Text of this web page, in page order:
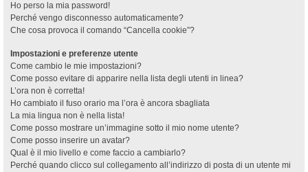
Ho perso la mia password!
Perché vengo disconnesso automaticamente?
Che cosa provoca il comando “Cancella cookie”?
Impostazioni e preferenze utente
Come cambio le mie impostazioni?
Come posso evitare di apparire nella lista degli utenti in linea?
L’ora non è corretta!
Ho cambiato il fuso orario ma l’ora è ancora sbagliata
La mia lingua non è nella lista!
Come posso mostrare un’immagine sotto il mio nome utente?
Come posso inserire un avatar?
Qual è il mio livello e come faccio a cambiarlo?
Perché quando clicco sul collegamento all’indirizzo di posta di un utente mi